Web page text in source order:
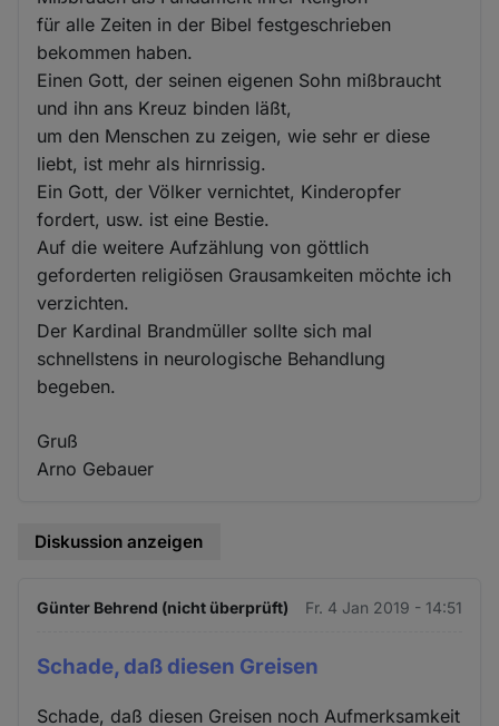
für alle Zeiten in der Bibel festgeschrieben
bekommen haben.
Einen Gott, der seinen eigenen Sohn mißbraucht
und ihn ans Kreuz binden läßt,
um den Menschen zu zeigen, wie sehr er diese
liebt, ist mehr als hirnrissig.
Ein Gott, der Völker vernichtet, Kinderopfer
fordert, usw. ist eine Bestie.
Auf die weitere Aufzählung von göttlich
geforderten religiösen Grausamkeiten möchte ich
verzichten.
Der Kardinal Brandmüller sollte sich mal
schnellstens in neurologische Behandlung
begeben.
Gruß
Arno Gebauer
Diskussion anzeigen
Günter Behrend (nicht überprüft) Fr. 4 Jan 2019 - 14:51
Schade, daß diesen Greisen
Schade, daß diesen Greisen noch Aufmerksamkeit